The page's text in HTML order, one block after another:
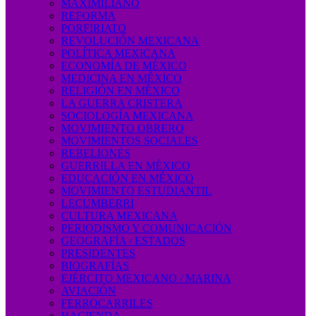
MAXIMILIANO
REFORMA
PORFIRIATO
REVOLUCIÓN MEXICANA
POLÍTICA MEXICANA
ECONOMÍA DE MÉXICO
MEDICINA EN MÉXICO
RELIGIÓN EN MÉXICO
LA GUERRA CRISTERA
SOCIOLOGÍA MEXICANA
MOVIMIENTO OBRERO
MOVIMIENTOS SOCIALES
REBELIONES
GUERRILLA EN MÉXICO
EDUCACIÓN EN MÉXICO
MOVIMIENTO ESTUDIANTIL
LECUMBERRI
CULTURA MEXICANA
PERIODISMO Y COMUNICACIÓN
GEOGRAFÍA / ESTADOS
PRESIDENTES
BIOGRAFÍAS
EJÉRCITO MEXICANO / MARINA
AVIACIÓN
FERROCARRILES